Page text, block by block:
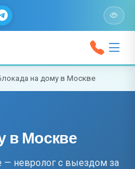
на дому в Москве
в Москве
невролог с выездом за